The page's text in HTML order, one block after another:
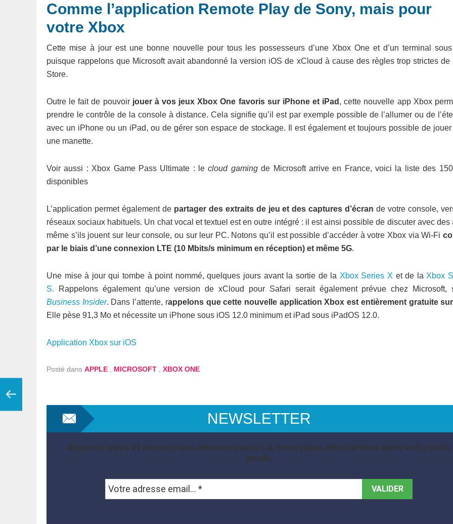
Comme l’application Remote Play de Sony, mais pour
votre Xbox
Cette mise à jour est une bonne nouvelle pour tous les possesseurs d’une Xbox One et d’un terminal
puisque rappelons que Microsoft avait abandonné la version iOS de xCloud à cause des règles trop strictes de
Store.
Outre le fait de pouvoir jouer à vos jeux Xbox One favoris sur iPhone et iPad , cette nouvelle app Xbox
prendre le contrôle de la console à distance. Cela signifie qu’il est par exemple possible de l’allumer ou de
avec un iPhone ou un iPad, ou de gérer son espace de stockage. Il est également et toujours possible de
une manette.
Voir aussi : Xbox Game Pass Ultimate : le cloud gamingde Microsoft arrive en France, voici la liste des
disponibles
L’application permet également de partager des extraits de jeu et des captures d’écran de votre console,
réseaux sociaux habituels. Un chat vocal et textuel est en outre intégré : il est ainsi possible de discuter avec des
même s’ils jouent sur leur console, ou sur leur PC. Notons qu’il est possible d’accéder à votre Xbox via Wi-Fi
par le biais d’une connexion LTE (10 Mbits/s minimum en réception) et même 5G.
Une mise à jour qui tombe à point nommé, quelques jours avant la sortie de la Xbox Series X et de la Xbox
S. Rappelons également qu’une version de xCloud pour Safari serait également prévue chez Microsoft,
Business Insider. Dans l’attente, rappelons que cette nouvelle application Xbox est entièrement gratuite
Elle pèse 91,3 Mo et nécessite un iPhone sous iOS 12.0 minimum et iPad sous iPadOS 12.0.
Application Xbox sur iOS
Posté dans APPLE MICROSOFT XBOX ONE
NEWSLETTER
Abonnez-vous et recevez nos dernières actus & bons plans directement dans votre boite
email.